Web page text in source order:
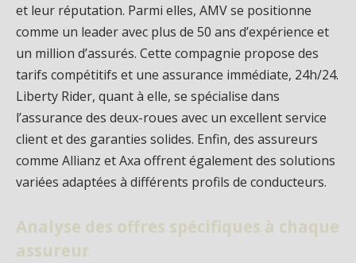
et leur réputation. Parmi elles, AMV se positionne
comme un leader avec plus de 50 ans d’expérience et
un million d’assurés. Cette compagnie propose des
tarifs compétitifs et une assurance immédiate, 24h/24.
Liberty Rider, quant à elle, se spécialise dans
l’assurance des deux-roues avec un excellent service
client et des garanties solides. Enfin, des assureurs
comme Allianz et Axa offrent également des solutions
variées adaptées à différents profils de conducteurs.
Analyse des offres spécifiques à chaque
assureur